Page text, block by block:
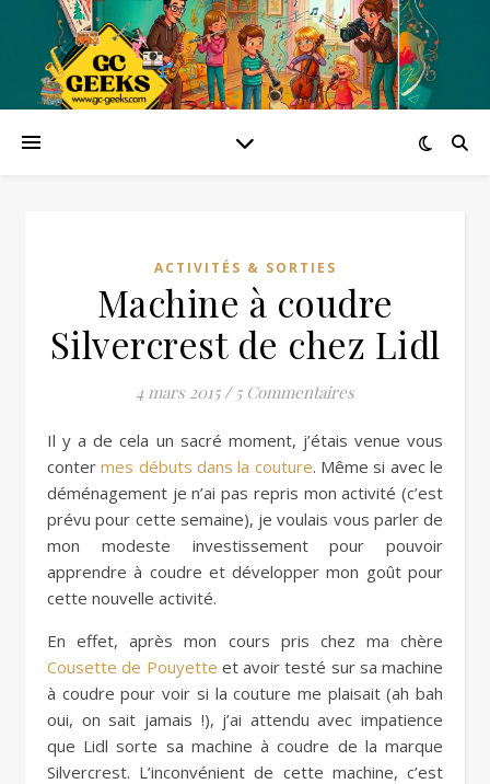
ACTIVITÉS & SORTIES
Machine à coudre
Silvercrest de chez Lidl
4 mars 2015 / 5 Commentaires
Il y a de cela un sacré moment, j’étais venue vous
contermes débuts dans la couture. Même si avec le
déménagement je n’ai pas repris mon activité (c’est
prévu pour cette semaine), je voulais vous parler de
mon modeste investissement pour pouvoir
apprendre à coudre et développer mon goût pour
cette nouvelle activité.
En effet, après mon cours pris chez ma chère
Cousette de Pouyette et avoir testé sur sa machine
à coudre pour voir si la couture me plaisait (ah bah
oui, on sait jamais !), j’ai attendu avec impatience
que Lidl sorte sa machine à coudre de la marque
Silvercrest. L’inconvénient de cette machine, c’est